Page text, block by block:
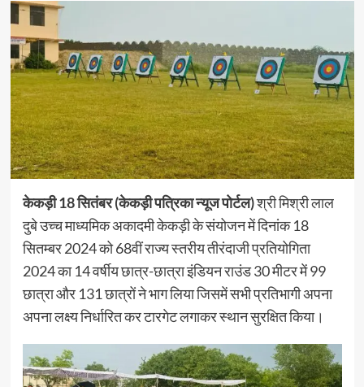
केकड़ी 18 सितंबर (केकड़ी पत्रिका न्यूज पोर्टल)श्री मिश्री लाल
दुबे उच्च माध्यमिक अकादमी केकड़ी के संयोजन में दिनांक 18
सितम्बर 2024 को 68वीं राज्य स्तरीय तीरंदाजी प्रतियोगिता
2024 का 14 वर्षीय छात्र-छात्रा इंडियन राउंड 30 मीटर में 99
छात्रा और 131 छात्रों ने भाग लिया जिसमें सभी प्रतिभागी अपना
अपना लक्ष्य निर्धारित कर टारगेट लगाकर स्थान सुरक्षित किया।